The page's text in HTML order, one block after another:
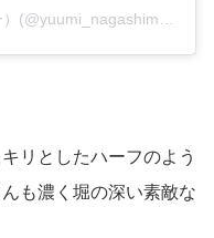
リとしたハーフのよう
も濃く堀の深い素敵な